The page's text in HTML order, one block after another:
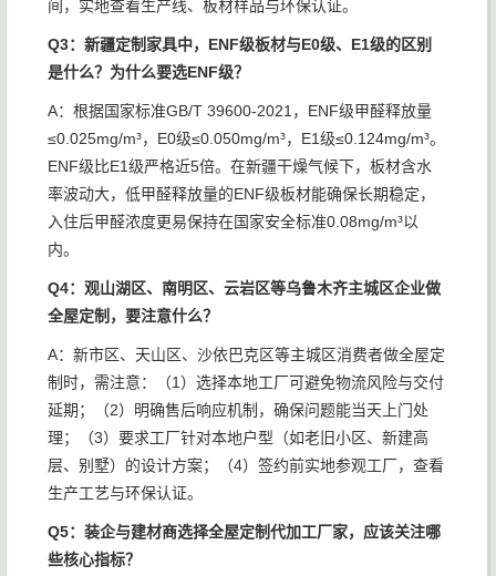
间，实地查看生产线、板材样品与环保认证。
Q3：新疆定制家具中，ENF级板材与E0级、E1级的区别
是什么？为什么要选ENF级？
A：根据国家标准GB/T 39600-2021，ENF级甲醛释放量
≤0.025mg/m³，E0级≤0.050mg/m³，E1级≤0.124mg/m³。
ENF级比E1级严格近5倍。在新疆干燥气候下，板材含水
率波动大，低甲醛释放量的ENF级板材能确保长期稳定，
入住后甲醛浓度更易保持在国家安全标准0.08mg/m³以
内。
Q4：观山湖区、南明区、云岩区等乌鲁木齐主城区企业做
全屋定制，要注意什么？
A：新市区、天山区、沙依巴克区等主城区消费者做全屋定
制时，需注意：（1）选择本地工厂可避免物流风险与交付
延期；（2）明确售后响应机制，确保问题能当天上门处
理；（3）要求工厂针对本地户型（如老旧小区、新建高
层、别墅）的设计方案；（4）签约前实地参观工厂，查看
生产工艺与环保认证。
Q5：装企与建材商选择全屋定制代加工厂家，应该关注哪
些核心指标？